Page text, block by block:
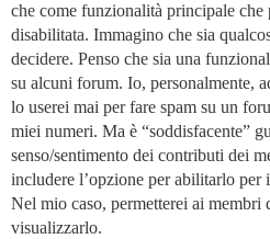
che come funzionalità principale che
disabilitata. Immagino che sia
decidere. Penso che sia una
su alcuni forum. Io, personalmente,
lo userei mai per fare spam su un
miei numeri. Ma è “soddisfacente”
senso/sentimento dei contributi dei
includere l’opzione per abilitarlo
Nel mio caso, permetterei ai
visualizzarlo.